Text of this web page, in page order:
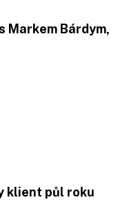
Markem Bárdym,
klient půl roku